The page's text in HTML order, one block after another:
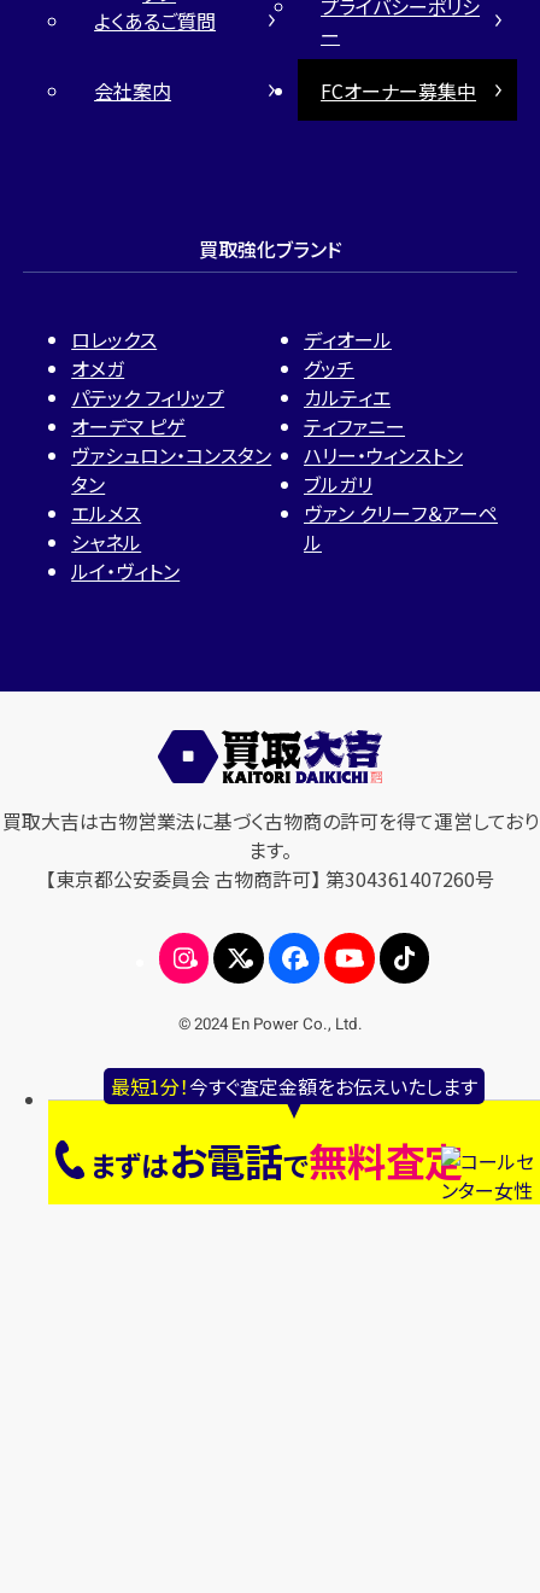
最短1分！今すぐ査定金額をお伝えいたします
まずはお電話で無料査定
よくあるご質問
プライバシーポリシ
ー
会社案内
FCオーナー募集中
買取強化ブランド
ロレックス
オメガ
パテック フィリップ
オーデマ ピゲ
ヴァシュロン・コンスタン
タン
エルメス
シャネル
ルイ・ヴィトン
ディオール
グッチ
カルティエ
ティファニー
ハリー・ウィンストン
ブルガリ
ヴァン クリーフ＆アーペ
ル
買取大吉は古物営業法に基づく古物商の許可を得て運営しており
ます。
【東京都公安委員会 古物商許可】 第304361407260号
© 2024 En Power Co., Ltd.